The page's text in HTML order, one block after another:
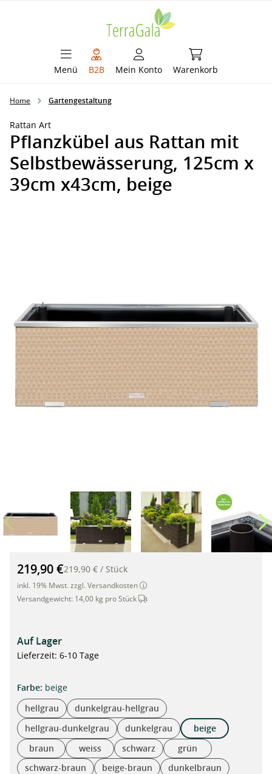
Menü B2B Mein Konto Warenkorb
Warenkorb
Home Gartengestaltung
Rattan Art
Pflanzkübel aus Rattan mit
Selbstbewässerung, 125cm x
39cm x43cm, beige
Pflanzkübel aus Rattan mit Selbstbewässerung, 125cm x
219,90 €219,90 € / Stück
inkl. 19% Mwst. zzgl. Versandkosten
Versandgewicht: 14,00 kg pro Stück Dieser Artikel wird per Spedition
Auf Lager
Lieferzeit: 6-10 Tage
Farbeauswählen
: beige
hellgrau
dunkelgrau-hellgrau
hellgrau-dunkelgrau
dunkelgrau
beige
braun
weiss schwarz
grün
schwarz-braun
beige-braun
dunkelbraun